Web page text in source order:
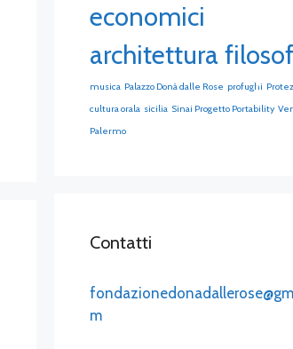
economici
architettura
musica Palazzo Donà dalle Rose profughi
cultura orala sicilia Sinai Progetto Portability
Palermo
Contatti
m